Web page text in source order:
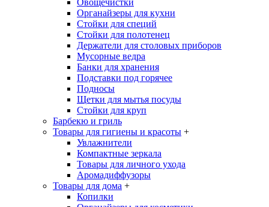
Овощечистки
Органайзеры для кухни
Стойки для специй
Стойки для полотенец
Держатели для столовых приборов
Мусорные ведра
Банки для хранения
Подставки под горячее
Подносы
Щетки для мытья посуды
Стойки для круп
Барбекю и гриль
Товары для гигиены и красоты +
Увлажнители
Компактные зеркала
Товары для личного ухода
Аромадиффузоры
Товары для дома +
Копилки